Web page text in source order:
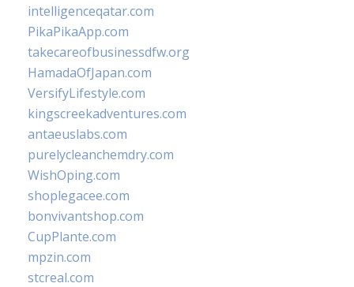
intelligenceqatar.com
PikaPikaApp.com
takecareofbusinessdfw.org
HamadaOfJapan.com
VersifyLifestyle.com
kingscreekadventures.com
antaeuslabs.com
purelycleanchemdry.com
WishOping.com
shoplegacee.com
bonvivantshop.com
CupPlante.com
mpzin.com
stcreal.com